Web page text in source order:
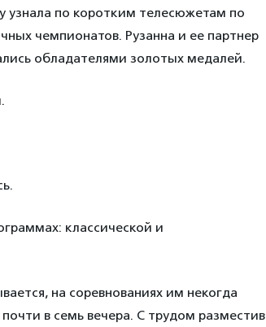
узнала по коротким телесюжетам по
чемпионатов. Рузанна и ее партнер
обладателями золотых медалей.
классической и
на соревнованиях им некогда
в семь вечера. С трудом разместив